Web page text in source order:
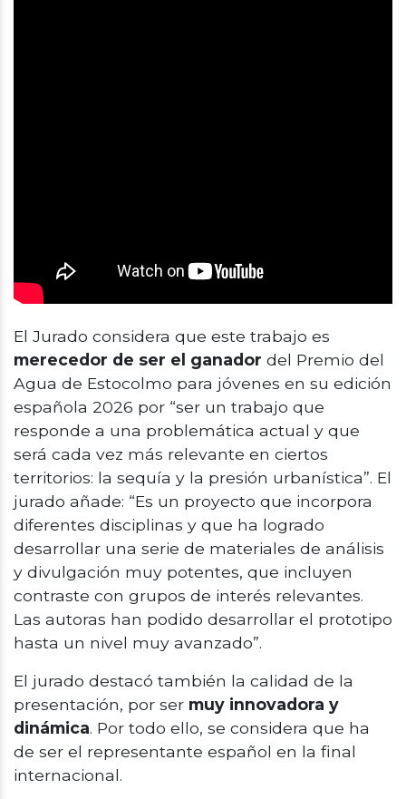
El Jurado considera que este trabajo es
merecedor de ser el ganador del Premio del
Agua de Estocolmo para jóvenes en su edición
española 2026 por “ser un trabajo que
responde a una problemática actual y que
será cada vez más relevante en ciertos
territorios: la sequía y la presión urbanística”. El
jurado añade: “Es un proyecto que incorpora
diferentes disciplinas y que ha logrado
desarrollar una serie de materiales de análisis
y divulgación muy potentes, que incluyen
contraste con grupos de interés relevantes.
Las autoras han podido desarrollar el prototipo
hasta un nivel muy avanzado”.
El jurado destacó también la calidad de la
presentación, por ser muy innovadora y
dinámica. Por todo ello, se considera que ha
de ser el representante español en la final
internacional.